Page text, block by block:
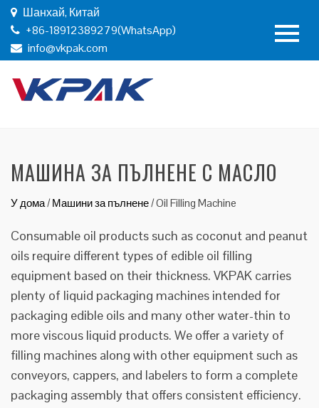
Шанхай, Китай
+86-18912389279(WhatsApp)
info@vkpak.com
МАШИНА ЗА ПЪЛНЕНЕ С МАСЛО
У дома/Машини за пълнене/Oil Filling Machine
Consumable oil products such as coconut and peanut
oils require different types of edible oil filling
equipment based on their thickness. VKPAK carries
plenty of liquid packaging machines intended for
packaging edible oils and many other water-thin to
more viscous liquid products. We offer a variety of
filling machines along with other equipment such as
conveyors, cappers, and labelers to form a complete
packaging assembly that offers consistent efficiency.